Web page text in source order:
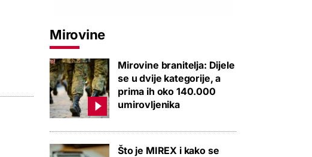
Mirovine
Mirovine branitelja: Dijele
se u dvije kategorije, a
prima ih oko 140.000
umirovljenika
Što je MIREX i kako se